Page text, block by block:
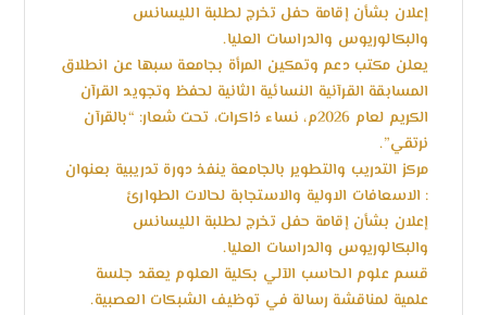
إعلان بشأن إقامة حفل تخرج لطلبة الليسانس
والبكالوريوس والدراسات العليا.
يعلن مكتب دعم وتمكين المرأة بجامعة سبها عن انطلاق
المسابقة القرآنية النسائية الثانية لحفظ وتجويد القرآن
الكريم لعام 2026م، نساء ذاكرات، تحت شعار: “بالقرآن
نرتقي”.
مركز التدريب والتطوير بالجامعة ينفذ دورة تدريبية بعنوان
: الاسعافات الاولية والاستجابة لحالات الطوارئ
إعلان بشأن إقامة حفل تخرج لطلبة الليسانس
والبكالوريوس والدراسات العليا.
قسم علوم الحاسب الآلي بكلية العلوم يعقد جلسة
علمية لمناقشة رسالة في توظيف الشبكات العصبية.